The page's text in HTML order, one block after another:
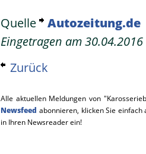
Quelle Autozeitung.de
Eingetragen am 30.04.2016
Zurück
Alle aktuellen Meldungen von
Newsfeed abonnieren, klicken Sie einfach
in Ihren Newsreader ein!